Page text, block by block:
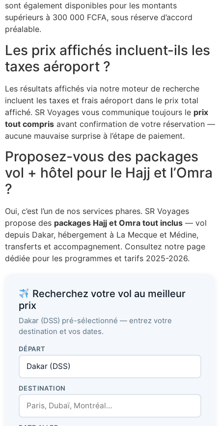
sont également disponibles pour les montants
supérieurs à 300 000 FCFA, sous réserve d’accord
préalable.
Les prix affichés incluent-ils les
taxes aéroport ?
Les résultats affichés via notre moteur de recherche
incluent les taxes et frais aéroport dans le prix total
affiché. SR Voyages vous communique toujours le prix
tout compris avant confirmation de votre réservation —
aucune mauvaise surprise à l’étape de paiement.
Proposez-vous des packages
vol + hôtel pour le Hajj et l’Omra
?
Oui, c’est l’un de nos services phares. SR Voyages
propose des packages Hajj et Omra tout inclus — vol
depuis Dakar, hébergement à La Mecque et Médine,
transferts et accompagnement. Consultez notre page
dédiée pour les programmes et tarifs 2025-2026.
Recherchez votre vol au meilleur
prix
Dakar (DSS) pré-sélectionné — entrez votre
destination et vos dates.
DÉPART
DESTINATIONAssistant SR Voyages